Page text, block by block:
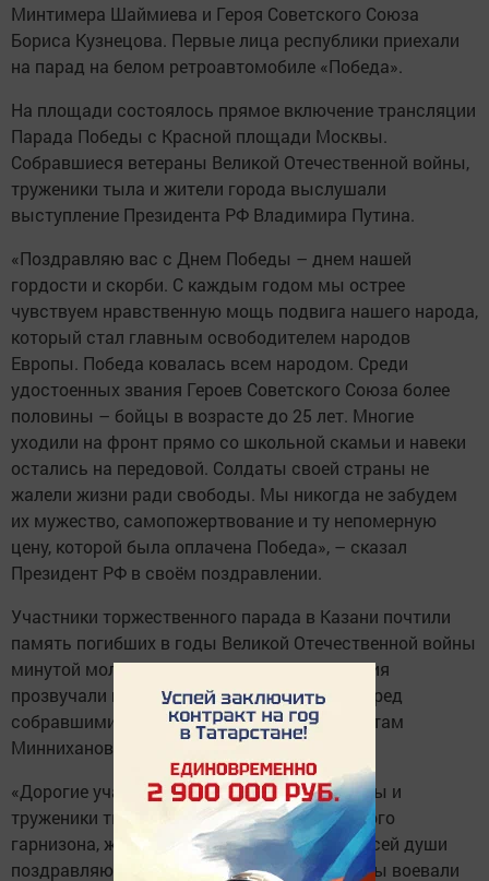
Минтимера Шаймиева и Героя Советского Союза
Бориса Кузнецова. Первые лица республики приехали
на парад на белом ретроавтомобиле «Победа».
На площади состоялось прямое включение трансляции
Парада Победы с Красной площади Москвы.
Собравшиеся ветераны Великой Отечественной войны,
труженики тыла и жители города выслушали
выступление Президента РФ Владимира Путина.
«Поздравляю вас с Днем Победы – днем нашей
гордости и скорби. С каждым годом мы острее
чувствуем нравственную мощь подвига нашего народа,
который стал главным освободителем народов
Европы. Победа ковалась всем народом. Среди
удостоенных звания Героев Советского Союза более
половины – бойцы в возрасте до 25 лет. Многие
уходили на фронт прямо со школьной скамьи и навеки
остались на передовой. Солдаты своей страны не
жалели жизни ради свободы. Мы никогда не забудем
их мужество, самопожертвование и ту непомерную
цену, которой была оплачена Победа», – сказал
Президент РФ в своём поздравлении.
Участники торжественного парада в Казани почтили
память погибших в годы Великой Отечественной войны
минутой молчания. На площади Тысячелетия
прозвучали гимны России и Татарстана. Перед
собравшимися выступил Президент РТ Рустам
Минниханов.
«Дорогие участники парада, ветераны войны и
труженики тыла, военнослужащие Казанского
гарнизона, жители и гости Татарстана. От всей души
поздравляю вас с днем великой Победы. Мы воевали